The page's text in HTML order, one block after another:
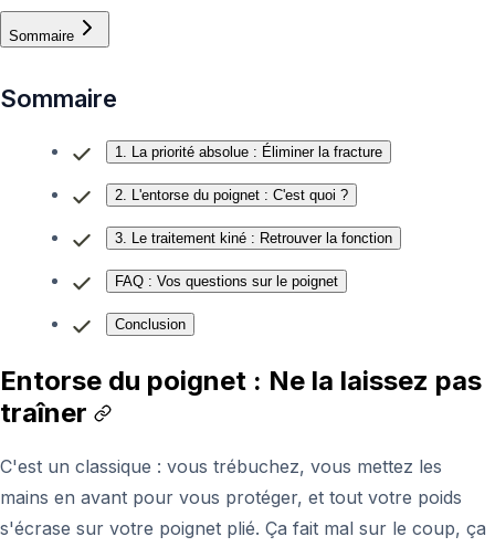
Sommaire
Sommaire
1. La priorité absolue : Éliminer la fracture
2. L'entorse du poignet : C'est quoi ?
3. Le traitement kiné : Retrouver la fonction
FAQ : Vos questions sur le poignet
Conclusion
Entorse du poignet : Ne la laissez pas
traîner
C'est un classique : vous trébuchez, vous mettez les
mains en avant pour vous protéger, et tout votre poids
s'écrase sur votre poignet plié. Ça fait mal sur le coup, ça